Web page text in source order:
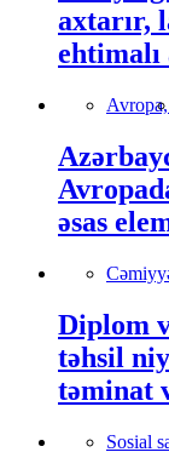
axtarır,
ehtimalı
Avropa,
əsas
Diplom
təhsil
təminat
Sosial